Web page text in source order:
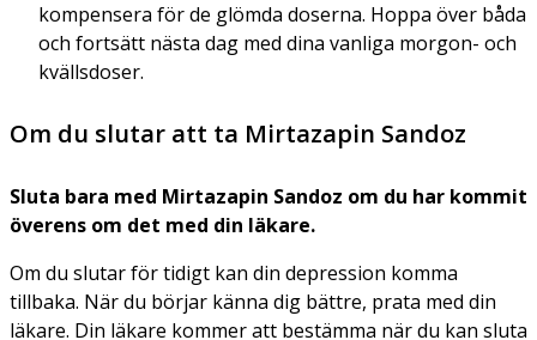
kompensera för de glömda doserna. Hoppa över båda
och fortsätt nästa dag med dina vanliga morgon- och
kvällsdoser.
Om du slutar att ta Mirtazapin Sandoz
Sluta bara med Mirtazapin Sandoz om du har kommit
överens om det med din läkare.
Om du slutar för tidigt kan din depression komma
tillbaka. När du börjar känna dig bättre, prata med din
läkare. Din läkare kommer att bestämma när du kan sluta